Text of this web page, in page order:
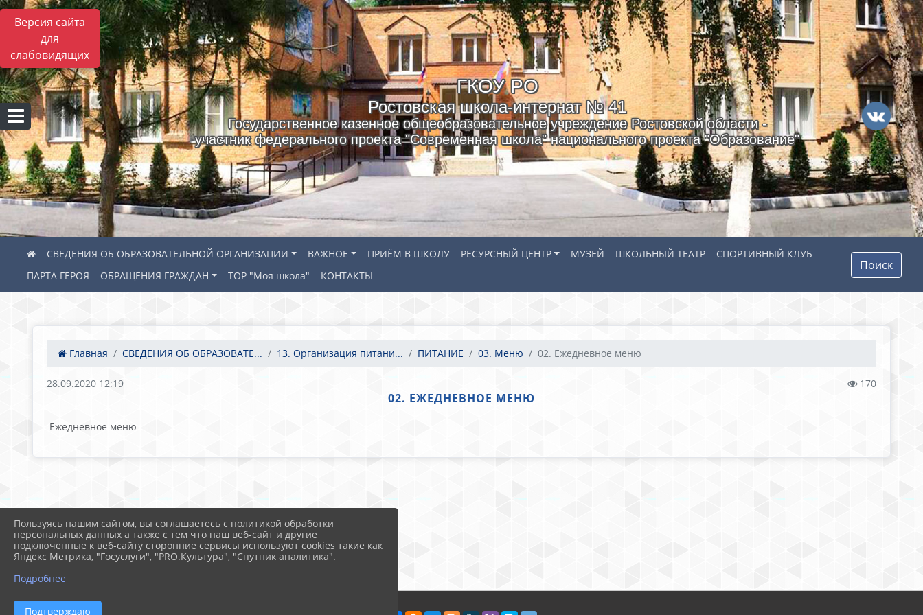
Версия сайта
для
слабовидящих
ГКОУ РO
Ростовская школа-интернат № 41
Государственное казенное общеобразовательное учреждение Ростовской области -
участник федерального проекта "Современная школа" национального проекта "Образование"
СВЕДЕНИЯ ОБ ОБРАЗОВАТЕЛЬНОЙ ОРГАНИЗАЦИИ ВАЖНОЕ ПРИЁМ В ШКОЛУ РЕСУРСНЫЙ ЦЕНТР МУЗЕЙ ШКОЛЬНЫЙ ТЕАТР
СПОРТИВНЫЙ КЛУБ
ПАРТА ГЕРОЯ
ОБРАЩЕНИЯ ГРАЖДАН ТОР "Моя школа" КОНТАКТЫ
Поиск
Главная СВЕДЕНИЯ ОБ ОБРАЗОВАТЕ... 13. Организация питани... ПИТАНИЕ 03. Меню 02. Ежедневное меню
28.09.2020 12:19 170
02. ЕЖЕДНЕВНОЕ МЕНЮ
Ежедневное меню
Пользуясь нашим сайтом, вы соглашаетесь с политикой обработки
персональных данных а также с тем что наш веб-сайт и другие
подключенные к веб-сайту сторонние сервисы используют cookies такие как
Яндекс Метрика, "Госуслуги", "PRO.Культура", "Спутник аналитика".
Подробнее
Подтверждаю